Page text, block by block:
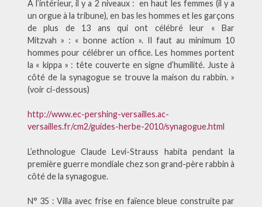
A l’intérieur, il y a 2 niveaux : en haut les femmes (il y a
un orgue à la tribune), en bas les hommes et les garçons
de plus de 13 ans qui ont célébré leur « Bar
Mitzvah » : « bonne action ». Il faut au minimum 10
hommes pour célébrer un office. Les hommes portent
la « kippa » : tête couverte en signe d’humilité. Juste à
côté de la synagogue se trouve la maison du rabbin. »
(voir ci-dessous)
http://www.ec-pershing-versailles.ac-
versailles.fr/cm2/guides-herbe-2010/synagogue.html
L’ethnologue Claude Levi-Strauss habita pendant la
première guerre mondiale chez son grand-père rabbin à
côté de la synagogue.
N° 35 : Villa avec frise en faïence bleue construite par